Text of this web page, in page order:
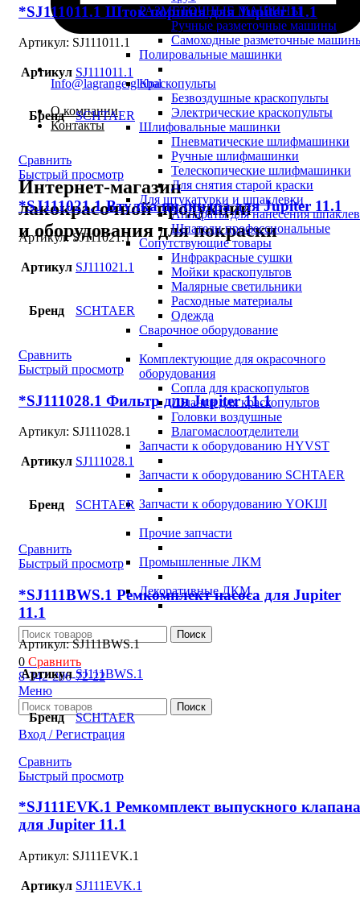
Info@lagrange.global
О компании
Контакты
Интернет-магазин
лакокрасочной продукции
и оборудования для покраски
РАЗМЕТОЧНЫЕ МАШИНЫ
Ручные разметочные машины
Самоходные разметочные
Полировальные машинки
Краскопульты
Безвоздушные краскопульты
Электрические краскопульты
Шлифовальные машинки
Пневматические шлифмашинки
Ручные шлифмашинки
Телескопические шлифмашинки
Для снятия старой краски
Для штукатурки и шпаклевки
Аппараты для нанесения
Шпатели профессиональные
Сопутствующие товары
Инфракрасные сушки
Мойки краскопультов
Малярные светильники
Расходные материалы
Одежда
Сварочное оборудование
Комплектующие для окрасочного
оборудования
Сопла для краскопультов
Шланги для краскопультов
Головки воздушные
Влагомаслоотделители
Запчасти к оборудованию HYVST
Запчасти к оборудованию SCHTAER
Запчасти к оборудованию YOKIJI
Прочие запчасти
Промышленные ЛКМ
Декоративные ЛКМ
Поиск
0 Сравнить
8-342-206-72-22
Меню
Поиск
Вход / Регистрация
*SJ111011.1 Шток поршня для Jupiter 11.1
Артикул: SJ111011.1
Артикул SJ111011.1
Бренд SCHTAER
Сравнить
Быстрый просмотр
*SJ111021.1 Втулка цилиндра для Jupiter 11.1
Артикул:SJ111021.1
Артикул SJ111021.1
Бренд SCHTAER
Сравнить
Быстрый просмотр
*SJ111028.1 Фильтр для Jupiter 11.1
Артикул: SJ111028.1
Артикул SJ111028.1
Бренд SCHTAER
Сравнить
Быстрый просмотр
*SJ111BWS.1 Ремкомплект насоса для Jupiter
11.1
Артикул:SJ111BWS.1
Артикул SJ111BWS.1
Бренд SCHTAER
Сравнить
Быстрый просмотр
*SJ111EVK.1 Ремкомплект выпускного клапана
для Jupiter 11.1
Артикул: SJ111EVK.1
Артикул SJ111EVK.1